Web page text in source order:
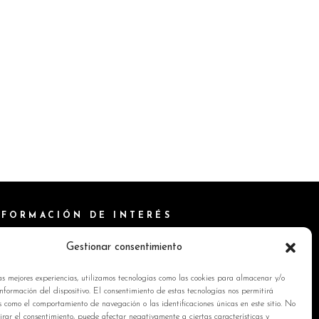
Gestionar consentimiento
mejores experiencias, utilizamos tecnologías como las cookies para almacenar y/o
del dispositivo. El consentimiento de estas tecnologías nos permitirá
como el comportamiento de navegación o las identificaciones únicas en este sitio. No
el consentimiento, puede afectar negativamente a ciertas características y
DE INTERÉS
de Cookies
de privacidad